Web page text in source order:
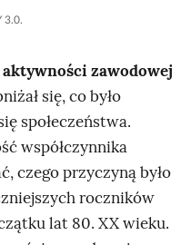
3.0.
zawodowej
się, co było
społeczeństwa.
współczynnika
czego przyczyną było
roczników
lat 80. XX wieku.